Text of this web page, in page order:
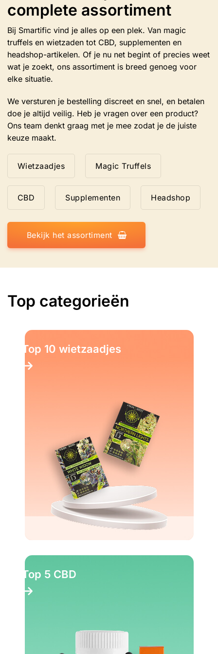
complete assortiment
Bij Smartific vind je alles op een plek. Van magic
truffels en wietzaden tot CBD, supplementen en
headshop-artikelen. Of je nu net begint of precies weet
wat je zoekt, ons assortiment is breed genoeg voor
elke situatie.
We versturen je bestelling discreet en snel, en betalen
doe je altijd veilig. Heb je vragen over een product?
Ons team denkt graag met je mee zodat je de juiste
keuze maakt.
Wietzaadjes Magic Truffels
CBD Supplementen Headshop
Bekijk het assortiment
Top categorieën
Top 10 wietzaadjes
Top 5 CBD